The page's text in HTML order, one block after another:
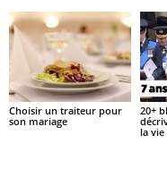
Choisir un traiteur pour
son mariage
20+
la